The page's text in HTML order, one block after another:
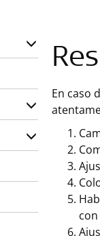
En caso